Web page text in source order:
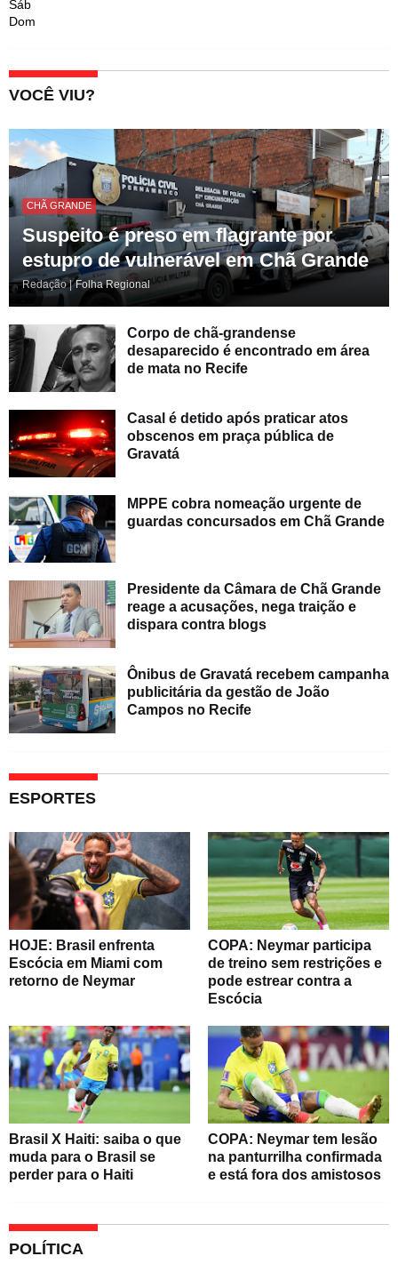
Sáb
Dom
VOCÊ VIU?
CHÃ GRANDE
Suspeito é preso em flagrante por
estupro de vulnerável em Chã Grande
Redação | Folha Regional
Corpo de chã-grandense
desaparecido é encontrado em área
de mata no Recife
Casal é detido após praticar atos
obscenos em praça pública de
Gravatá
MPPE cobra nomeação urgente de
guardas concursados em Chã Grande
Presidente da Câmara de Chã Grande
reage a acusações, nega traição e
dispara contra blogs
Ônibus de Gravatá recebem campanha
publicitária da gestão de João
Campos no Recife
ESPORTES
HOJE: Brasil enfrenta
Escócia em Miami com
retorno de Neymar
COPA: Neymar participa
de treino sem restrições e
pode estrear contra a
Escócia
Brasil X Haiti: saiba o que
muda para o Brasil se
perder para o Haiti
COPA: Neymar tem lesão
na panturrilha confirmada
e está fora dos amistosos
POLÍTICA